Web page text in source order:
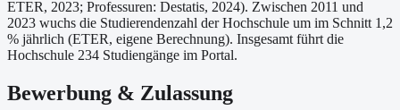
ETER, 2023; Professuren: Destatis, 2024). Zwischen 2011 und
2023 wuchs die Studierendenzahl der Hochschule um im Schnitt 1,2
% jährlich (ETER, eigene Berechnung). Insgesamt führt die
Hochschule 234 Studiengänge im Portal.
Bewerbung & Zulassung